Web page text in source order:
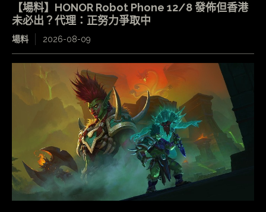
【場料】HONOR Robot Phone 12/8 發佈但香港
未必出？代理：正努力爭取中
場料 2026-08-09